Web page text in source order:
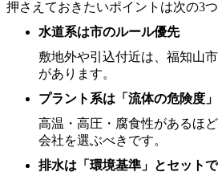
押さえておきたいポイントは次の3つ
水道系は市のルール優先
敷地外や引込付近は、福知山
があります。
プラント系は「流体の危険度
高温・高圧・腐食性があるほ
会社を選ぶべきです。
排水は「環境基準」とセット